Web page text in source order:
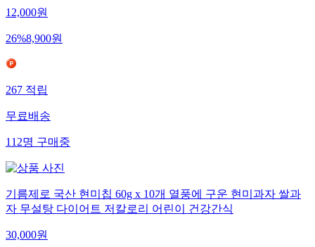
12,000원
26%8,900원
267 적립
무료배송
112명 구매중
기름제로 국산 현미칩 60g x 10개 열풍에 구운 현미과자 쌀과
자 무설탕 다이어트 저칼로리 어린이 건강간식
30,000원